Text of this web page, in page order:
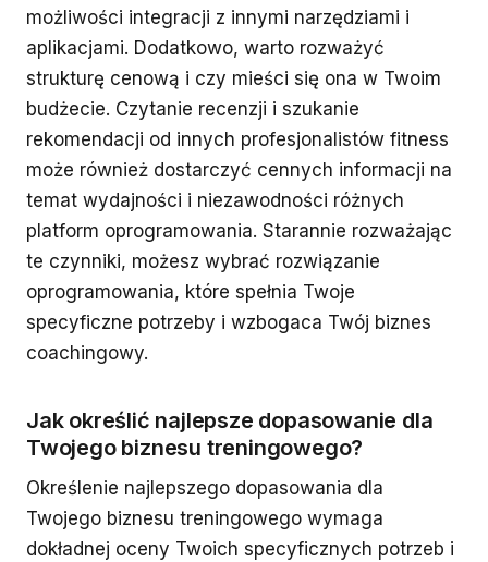
możliwości integracji z innymi narzędziami i
aplikacjami. Dodatkowo, warto rozważyć
strukturę cenową i czy mieści się ona w Twoim
budżecie. Czytanie recenzji i szukanie
rekomendacji od innych profesjonalistów fitness
może również dostarczyć cennych informacji na
temat wydajności i niezawodności różnych
platform oprogramowania. Starannie rozważając
te czynniki, możesz wybrać rozwiązanie
oprogramowania, które spełnia Twoje
specyficzne potrzeby i wzbogaca Twój biznes
coachingowy.
Jak określić najlepsze dopasowanie dla
Twojego biznesu treningowego?
Określenie najlepszego dopasowania dla
Twojego biznesu treningowego wymaga
dokładnej oceny Twoich specyficznych potrzeb i